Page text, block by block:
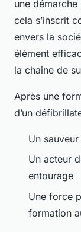
une
cela s’inscrit
envers la
élément
la chaine de
Après une
d’un
Un
Un acteur
entourage
Une force
formation